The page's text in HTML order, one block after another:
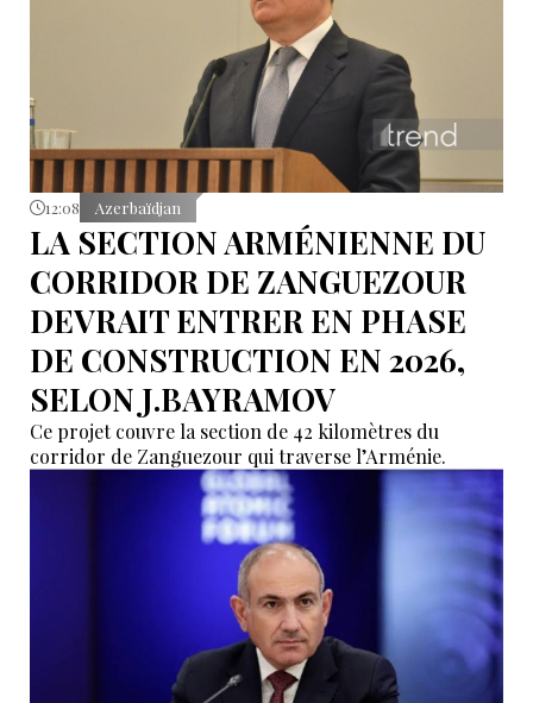
12:08 Azerbaïdjan
LA SECTION ARMÉNIENNE DU
CORRIDOR DE ZANGUEZOUR
DEVRAIT ENTRER EN PHASE
DE CONSTRUCTION EN 2026,
SELON J.BAYRAMOV
Ce projet couvre la section de 42 kilomètres du
corridor de Zanguezour qui traverse l’Arménie.